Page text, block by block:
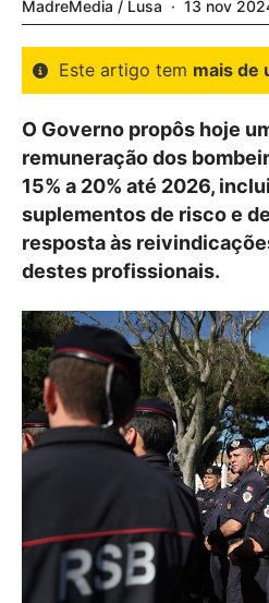
MadreMedia / Lusa 13 nov
Este artigo tem mais de
O Governo propôs hoje
remuneração dos
15% a 20% até 2026,
suplementos de risco e
resposta às
destes profissionais.